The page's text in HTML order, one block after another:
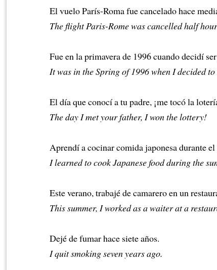
El vuelo París-Roma fue cancelado hace
The flight Paris-Rome was cancelled half
Fue en la primavera de 1996 cuando decidí
It was in the Spring of 1996 when I decided
El día que conocí a tu padre, ¡me tocó la
The day I met your father, I won the lottery!
Aprendí a cocinar comida japonesa durante
I learned to cook Japanese food during the
Este verano, trabajé de camarero en un
This summer, I worked as a waiter at a
Dejé de fumar hace siete años.
I quit smoking seven years ago.